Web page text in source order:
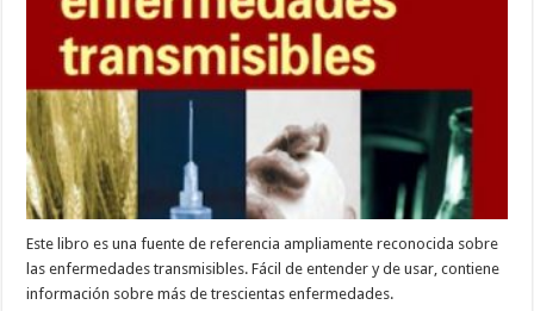
Este libro es una fuente de referencia ampliamente reconocida sobre
las enfermedades transmisibles. Fácil de entender y de usar, contiene
información sobre más de trescientas enfermedades.